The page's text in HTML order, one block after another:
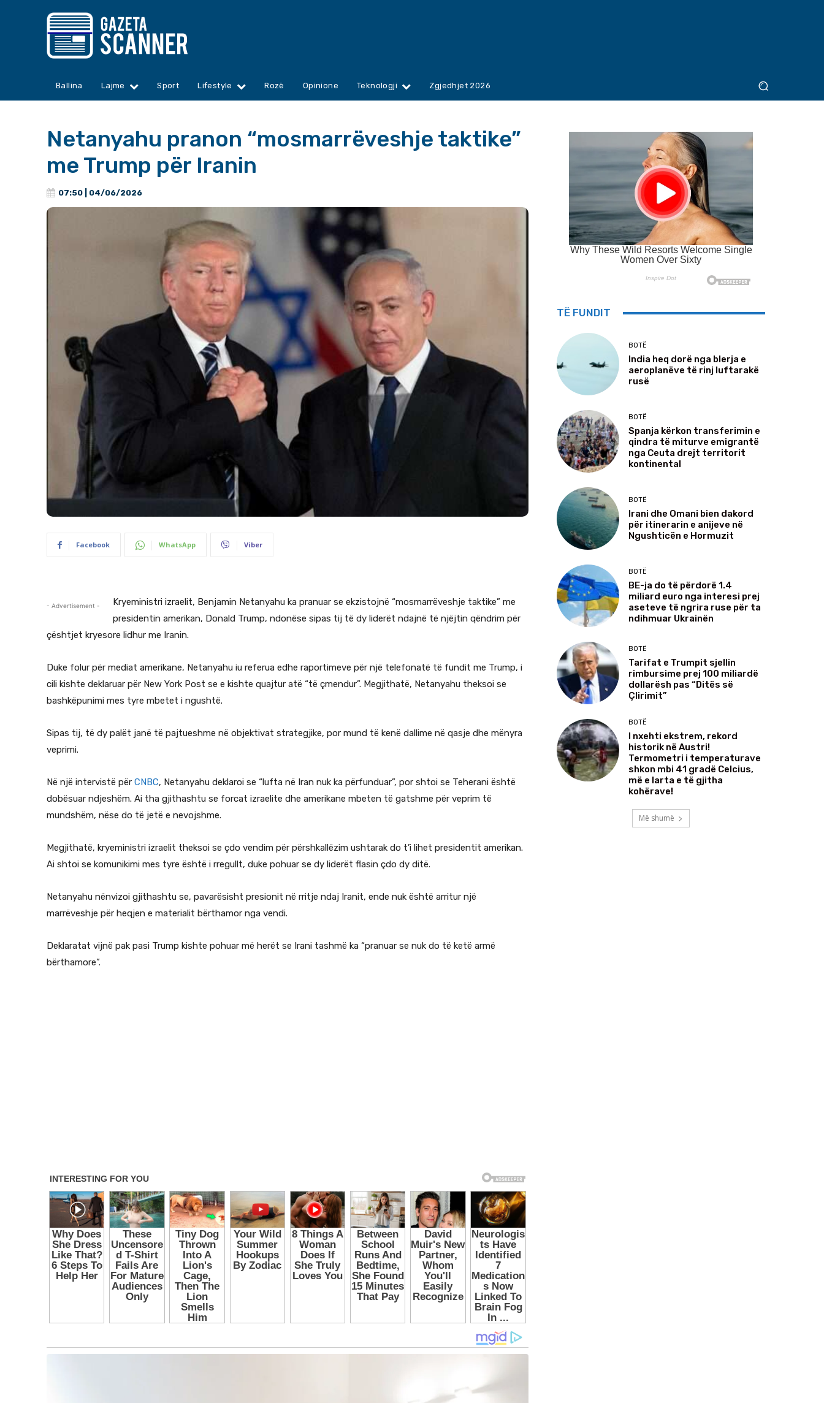
Ballina Lajme Sport Lifestyle Rozë Opinione Teknologji Zgjedhjet 2026
Netanyahu pranon “mosmarrëveshje taktike”
me Trump për Iranin
07:50 | 04/06/2026
Facebook WhatsApp Viber
- Advertisement -
Kryeministri izraelit, Benjamin Netanyahu ka pranuar se ekzistojnë “mosmarrëveshje taktike” me
presidentin amerikan, Donald Trump, ndonëse sipas tij të dy liderët ndajnë të njëjtin qëndrim për
çështjet kryesore lidhur me Iranin.
Duke folur për mediat amerikane, Netanyahu iu referua edhe raportimeve për një telefonatë të fundit me Trump, i
cili kishte deklaruar për New York Post se e kishte quajtur atë “të çmendur”. Megjithatë, Netanyahu theksoi se
bashkëpunimi mes tyre mbetet i ngushtë.
Sipas tij, të dy palët janë të pajtueshme në objektivat strategjike, por mund të kenë dallime në qasje dhe mënyra
veprimi.
Në një intervistë për CNBC, Netanyahu deklaroi se “lufta në Iran nuk ka përfunduar”, por shtoi se Teherani është
dobësuar ndjeshëm. Ai tha gjithashtu se forcat izraelite dhe amerikane mbeten të gatshme për veprim të
mundshëm, nëse do të jetë e nevojshme.
Megjithatë, kryeministri izraelit theksoi se çdo vendim për përshkallëzim ushtarak do t’i lihet presidentit amerikan.
Ai shtoi se komunikimi mes tyre është i rregullt, duke pohuar se dy liderët flasin çdo dy ditë.
Netanyahu nënvizoi gjithashtu se, pavarësisht presionit në rritje ndaj Iranit, ende nuk është arritur një
marrëveshje për heqjen e materialit bërthamor nga vendi.
Deklaratat vijnë pak pasi Trump kishte pohuar më herët se Irani tashmë ka “pranuar se nuk do të ketë armë
bërthamore”.
TË FUNDIT
BOTË
India heq dorë nga blerja e
aeroplanëve të rinj luftarakë
rusë
BOTË
Spanja kërkon transferimin e
qindra të miturve emigrantë
nga Ceuta drejt territorit
kontinental
BOTË
Irani dhe Omani bien dakord
për itinerarin e anijeve në
Ngushticën e Hormuzit
BOTË
BE-ja do të përdorë 1.4
miliard euro nga interesi prej
aseteve të ngrira ruse për ta
ndihmuar Ukrainën
BOTË
Tarifat e Trumpit sjellin
rimbursime prej 100 miliardë
dollarësh pas “Ditës së
Çlirimit”
BOTË
I nxehti ekstrem, rekord
historik në Austri!
Termometri i temperaturave
shkon mbi 41 gradë Celcius,
më e larta e të gjitha
kohërave!
Më shumë